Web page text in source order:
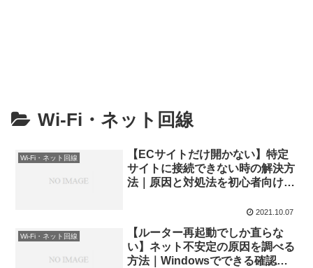
Wi-Fi・ネット回線
Wi-Fi・ネット回線
【ECサイトだけ開かない】特定
サイトに接続できない時の解決方
法｜原因と対処法を初心者向けに
2021.10.07
Wi-Fi・ネット回線
【ルーター再起動でしか直らな
い】ネット不安定の原因を調べる
方法｜Windowsでできる確認手